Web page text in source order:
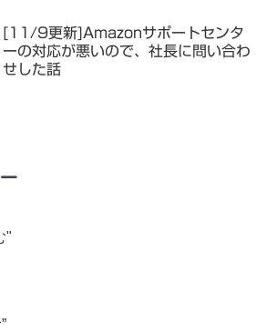
[11/9更新]Amazonサポートセンタ
ーの対応が悪いので、社長に問い合わ
せした話
"